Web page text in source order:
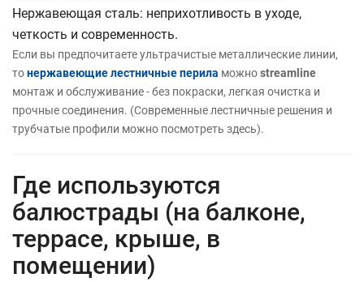
Нержавеющая сталь: неприхотливость в уходе,
четкость и современность.
Если вы предпочитаете ультрачистые металлические линии,
тонержавеющие лестничные перила можноstreamline
монтаж и обслуживание - без покраски, легкая очистка и
прочные соединения. (Современные лестничные решения и
трубчатые профили можно посмотреть здесь).
Где используются
балюстрады (на балконе,
террасе, крыше, в
помещении)